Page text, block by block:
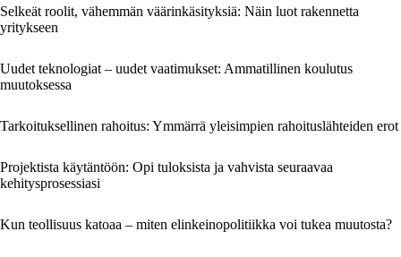
Selkeät roolit, vähemmän väärinkäsityksiä: Näin luot rakennetta
yritykseen
Uudet teknologiat – uudet vaatimukset: Ammatillinen koulutus
muutoksessa
Tarkoituksellinen rahoitus: Ymmärrä yleisimpien rahoituslähteiden erot
Projektista käytäntöön: Opi tuloksista ja vahvista seuraavaa
kehitysprosessiasi
Kun teollisuus katoaa – miten elinkeinopolitiikka voi tukea muutosta?